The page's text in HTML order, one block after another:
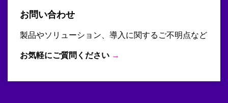
お問い合わせ
製品やソリューション、導入に関するご不明点など
お気軽にご質問ください →